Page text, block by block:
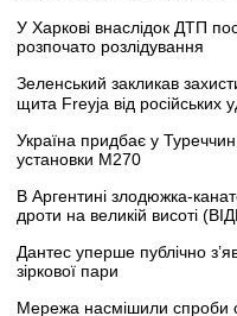
У Харкові внаслідок ДТП
розпочато розлідування
Зеленський закликав
щита Freyja від російських
Україна придбає у
установки M270
В Аргентині злодюжка-
дроти на великій висоті
Дантес уперше публічно
зіркової пари
Мережа насмішили спроби